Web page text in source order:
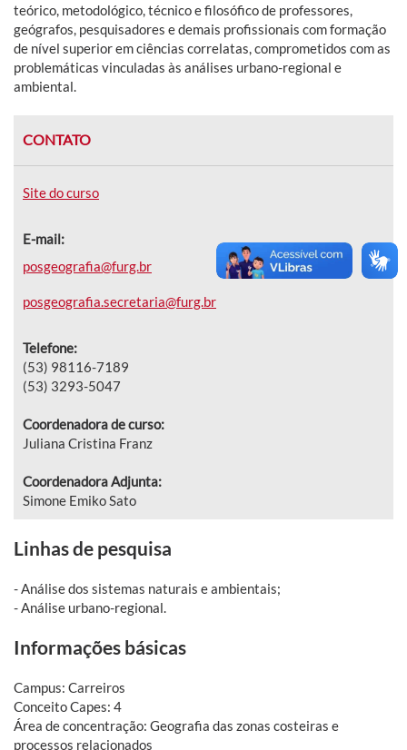
teórico, metodológico, técnico e filosófico de professores,
geógrafos, pesquisadores e demais profissionais com formação
de nível superior em ciências correlatas, comprometidos com as
problemáticas vinculadas às análises urbano-regional e
ambiental.
CONTATO
Site do curso
E-mail:
posgeografia@furg.br
posgeografia.secretaria@furg.br
Telefone:
(53) 98116-7189
(53) 3293-5047
Coordenadora de curso:
Juliana Cristina Franz
Coordenadora Adjunta:
Simone Emiko Sato
Linhas de pesquisa
- Análise dos sistemas naturais e ambientais;
- Análise urbano-regional.
Informações básicas
Campus: Carreiros
Conceito Capes: 4
Área de concentração: Geografia das zonas costeiras e
processos relacionados